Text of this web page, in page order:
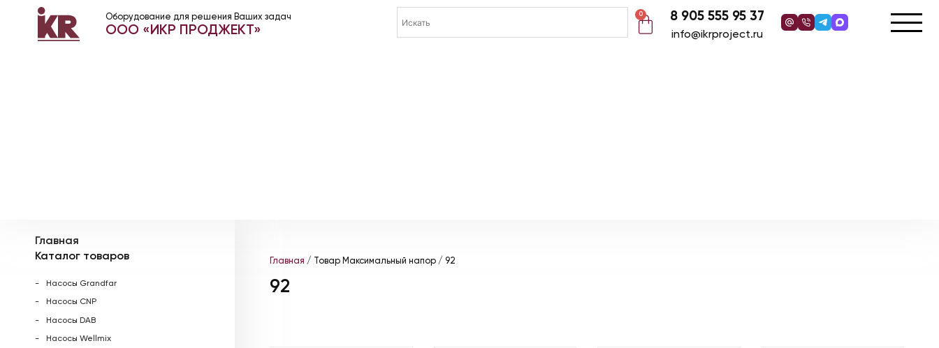
Оборудование для решения Ваших задач
ООО «ИКР ПРОДЖЕКТ»
0 8 905 555 95 37
info@ikrproject.ru
Главная
Каталог товаров
Насосы Grandfar
Насосы CNP
Насосы DAB
Насосы Wellmix
Главная / Товар Максимальный напор / 92
92